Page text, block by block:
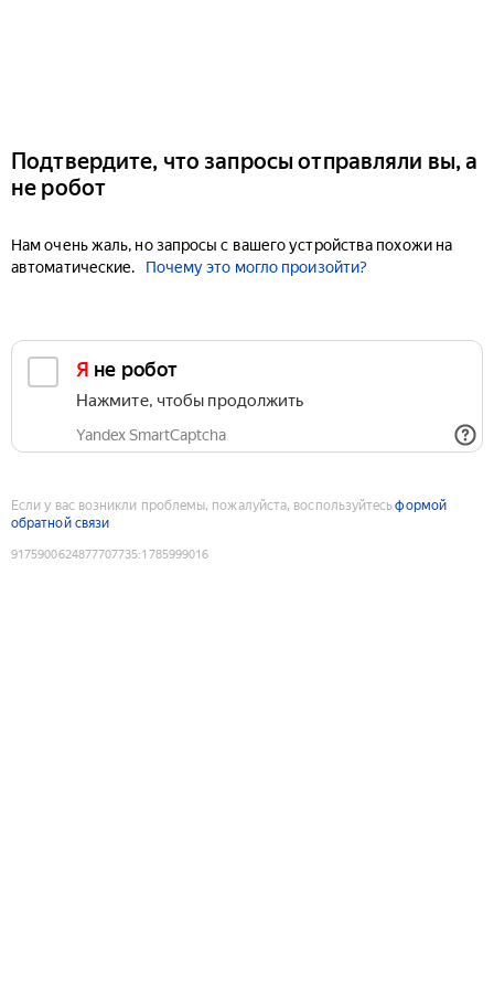
Подтвердите, что запросы отправляли вы, а
не робот
Нам очень жаль, но запросы с вашего устройства похожи на
автоматические.
Почему это могло произойти?
Я не робот
Нажмите, чтобы продолжить
Yandex SmartCaptcha
Если у вас возникли проблемы, пожалуйста, воспользуйтесьформой
обратной связи
9175900624877707735:1785999016